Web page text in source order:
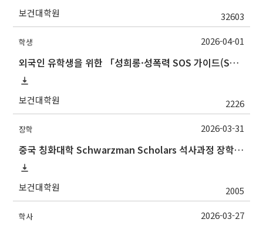
보건대학원 32603
학생
외국인 유학생을 위한 「성희롱·성폭력 SOS 가이드(SOS Guide for International Students on Sexual Harassment and Sexual Violence)
보건대학원 2226
2026-04-01
장학
중국 칭화대학 Schwarzman Scholars 석사과정 장학 프로그램 안내
보건대학원 2005
2026-03-31
학사 2026-03-27